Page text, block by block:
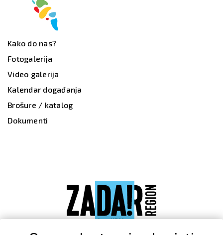
Kako do nas?
Fotogalerija
Video galerija
Kalendar događanja
Brošure / katalog
Dokumenti